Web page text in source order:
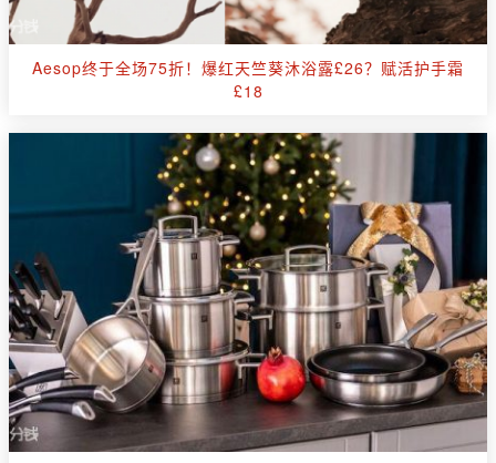
Aesop终于全场75折！爆红天竺葵沐浴露£26？赋活护手霜
£18